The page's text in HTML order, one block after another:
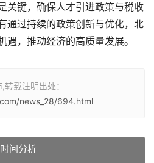
关键，确保人才引进政策与税收
通过持续的政策创新与优化，北
遇，推动经济的高质量发展。
载注明出处：
news_28/694.html
间分析